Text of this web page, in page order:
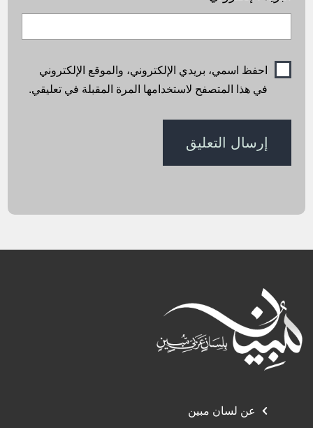
احفظ اسمي، بريدي الإلكتروني، والموقع الإلكتروني
في هذا المتصفح لاستخدامها المرة المقبلة في تعليقي.
عن لسان مبين